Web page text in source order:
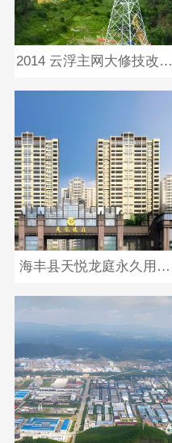
2014 云浮主网大修技改工
程
海丰县天悦龙庭永久用电
工程